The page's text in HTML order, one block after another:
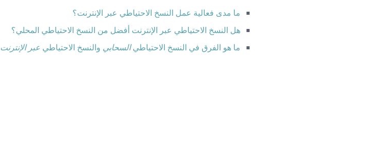
ما مدى فعالية عمل النسخ الاحتياطي عبر الإنترنت؟
هل النسخ الاحتياطي عبر الإنترنت أفضل من النسخ الاحتياطي المحلي؟
ما هو الفرق في النسخ الاحتياطيالسحابي والنسخ الاحتياطي عبر الإنترنت